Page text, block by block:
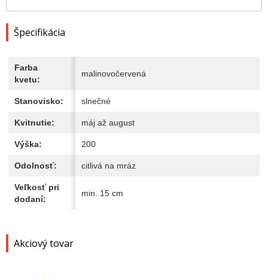
Akciový tovar
Špecifikácia
Farba
kvetu:
malinovočervená
Stanovisko: slnečné
Kvitnutie: máj až august
Výška: 200
Odolnosť: citlivá na mráz
Veľkosť pri
dodaní:
min. 15 cm